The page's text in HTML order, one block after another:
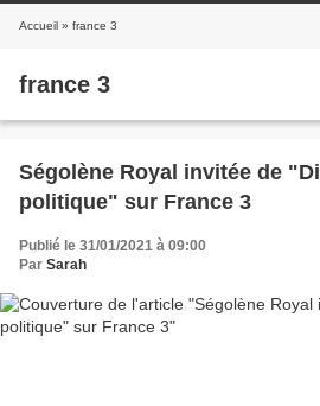
Accueil » france 3
france 3
Ségolène Royal invitée de
politique" sur France 3
Publié le 31/01/2021 à 09:00
Par Sarah